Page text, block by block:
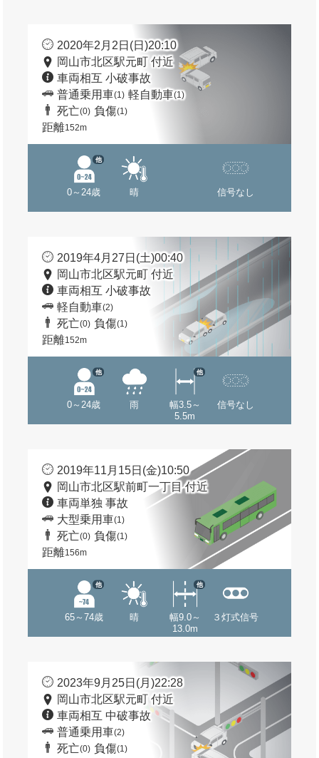
2020年2月2日(日)20:10
岡山市北区駅元町 付近
車両相互 小破事故
普通乗用車(1) 軽自動車(1)
死亡(0) 負傷(1)
距離152m
0～24歳
他
晴 信号なし
2019年4月27日(土)00:40
岡山市北区駅元町 付近
車両相互 小破事故
軽自動車(2)
死亡(0) 負傷(1)
距離152m
0～24歳
他
雨
幅3.5～
5.5m
他
信号なし
2019年11月15日(金)10:50
岡山市北区駅前町一丁目 付近
車両単独 事故
大型乗用車(1)
死亡(0) 負傷(1)
距離156m
65～74歳
他
晴
幅9.0～
13.0m
他
３灯式信号
2023年9月25日(月)22:28
岡山市北区駅元町 付近
車両相互 中破事故
普通乗用車(2)
死亡(0) 負傷(1)